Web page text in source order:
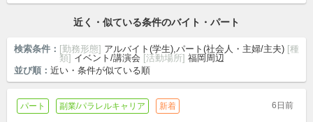
近く・似ている条件のバイト・パート
検索条件： [勤務形態] アルバイト(学生),パート(社会人・主婦/主夫) [種
類] イベント/講演会 [活動場所] 福岡周辺
並び順： 近い・条件が似ている順
パート 副業/パラレルキャリア 新着 6日前